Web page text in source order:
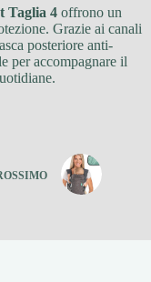
Taglia 4 offrono un
Grazie ai canali
posteriore anti-
per accompagnare il